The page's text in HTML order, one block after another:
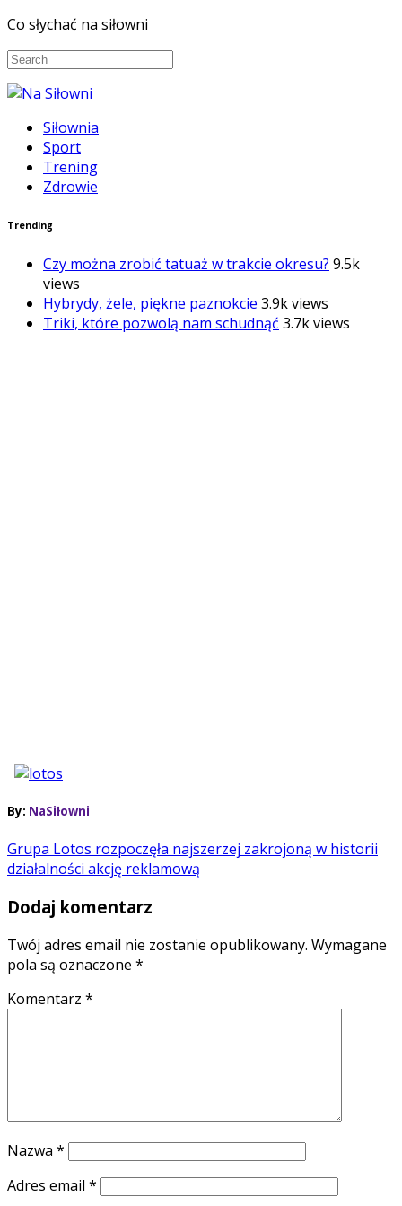
Co słychać na siłowni
Siłownia
Sport
Trening
Zdrowie
Trending
Czy można zrobić tatuaż w trakcie okresu? 9.5k
views
Hybrydy, żele, piękne paznokcie 3.9k views
Triki, które pozwolą nam schudnąć 3.7k views
By: NaSiłowni
Grupa Lotos rozpoczęła najszerzej zakrojoną w historii
działalności akcję reklamową
Dodaj komentarz
Twój adres email nie zostanie opublikowany. Wymagane
pola są oznaczone *
Komentarz *
Nazwa *
Adres email *